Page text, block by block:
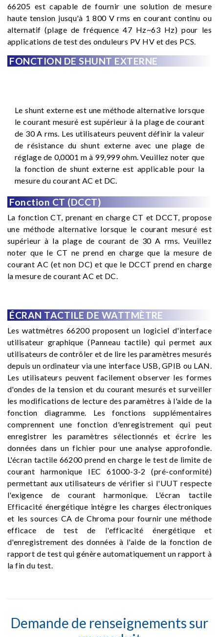
66205 est capable de fournir une solution de mesure
haute tension jusqu'à 1 800 V rms en courant continu ou
alternatif (plage de fréquence 47 Hz~63 Hz) pour les
applications de test des onduleurs PV HV et des PCS.
FONCTION DE SHUNT EXTERNE
Le shunt externe est une méthode alternative lorsque
le courant mesuré est supérieur à la plage de courant
de 30 A rms. Les utilisateurs peuvent définir la valeur
de résistance du shunt externe avec une plage de
réglage de 0,0001 m à 99,999 ohm. Veuillez noter que
la fonction de shunt externe est applicable pour la
mesure du courant AC et DC.
Fonction CT (DCCT)
La fonction CT, prenant en charge CT et DCCT, propose
une méthode alternative lorsque le courant mesuré est
supérieur à la plage de courant de 30 A rms. Veuillez
noter que le CT ne prend en charge que la mesure de
courant AC (et non DC) et que le DCCT prend en charge
la mesure de courant AC et DC.
ÉCRAN TACTILE DE WATTMÈTRE
Les wattmètres 66200 proposent un logiciel d'interface
utilisateur graphique (Panneau tactile) qui permet aux
utilisateurs de contrôler et de lire les paramètres mesurés
depuis un ordinateur via une interface USB, GPIB ou LAN.
Les utilisateurs peuvent facilement observer les formes
d'ondes de la tension et du courant mesurés et surveiller
les modifications de lecture des paramètres à l'aide de la
fonction diagramme. Les fonctions supplémentaires
comprennent une fonction d'enregistrement qui peut
enregistrer les paramètres sélectionnés et écrire les
données dans un fichier pour une analyse approfondie.
L'écran tactile 66200 prend en charge le test de limite de
courant harmonique IEC 61000-3-2 (pré-conformité)
permettant aux utilisateurs de vérifier si l'UUT respecte
l'exigence de courant harmonique. L'écran tactile
Efficacité énergétique intègre les charges électroniques
et les sources CA de Chroma pour fournir une méthode
efficace de test de l'efficacité énergétique et
d'enregistrement des données à l'aide de la fonction de
rapport de test qui génère automatiquement un rapport à
la fin du test.
Demande de renseignements sur